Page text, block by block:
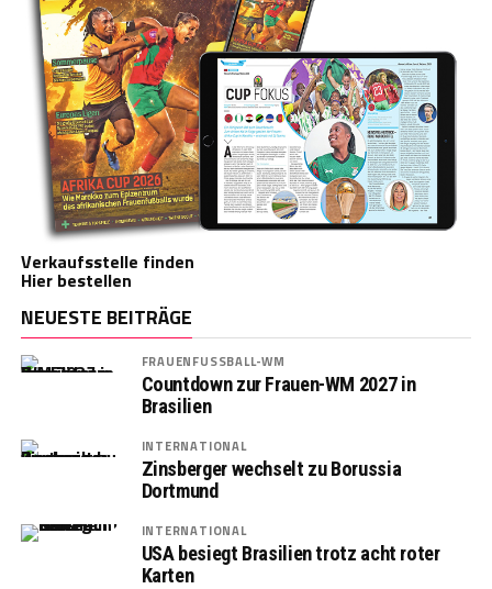
Verkaufsstelle finden
Hier bestellen
NEUESTE BEITRÄGE
FRAUENFUSSBALL-WM
Countdown zur Frauen-WM 2027 in
Brasilien
INTERNATIONAL
Zinsberger wechselt zu Borussia
Dortmund
INTERNATIONAL
USA besiegt Brasilien trotz acht roter
Karten